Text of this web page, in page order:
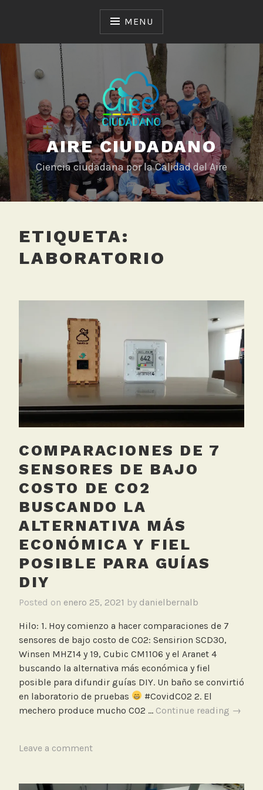
MENU
AIRE CIUDADANO
Ciencia ciudadana por la Calidad del Aire
ETIQUETA:
LABORATORIO
COMPARACIONES DE 7
SENSORES DE BAJO
COSTO DE CO2
BUSCANDO LA
ALTERNATIVA MÁS
ECONÓMICA Y FIEL
POSIBLE PARA GUÍAS
DIY
Posted on enero 25, 2021 by danielbernalb
Hilo: 1. Hoy comienzo a hacer comparaciones de 7
sensores de bajo costo de CO2: Sensirion SCD30,
Winsen MHZ14 y 19, Cubic CM1106 y el Aranet 4
buscando la alternativa más económica y fiel
posible para difundir guías DIY. Un baño se convirtió
en laboratorio de pruebas
#CovidCO2 2. El
mechero produce mucho CO2 … Continue reading →
TLeave a comment